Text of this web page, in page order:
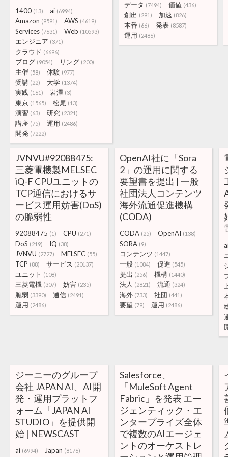
1400 (13) ai (6994)
Amazon (9591) AWS (4619)
Services (7631) Web (10593)
エンジニア (371)
クラウド (6696)
ブログ (9054) リング (200)
主催 (58) 体験 (977)
受講 (22) 大学 (1374)
実践 (161) 岩澤 (3)
東京 (1565) 松尾 (13)
演習 (63) 研究 (2321)
講座 (75) 運用 (2486)
開発 (7222)
データ (7494) 価値 (436)
創出 (291) 加速 (826)
本番 (66) 発表 (8587)
運用 (2486)
JVNVU#92088475:
三菱電機製MELSEC
iQ-F CPUユニットの
TCP通信におけるサ
ービス運用妨害(DoS)
の脆弱性
92088475 (1) CPU (271)
DoS (219) IQ (38)
JVNVU (2727) MELSEC (55)
TCP (88) サービス (20137)
ユニット (108)
三菱電機 (307) 妨害 (235)
脆弱 (3390) 通信 (2491)
運用 (2486)
OpenAI社に「Sora
2」の運用に関する
要望書を提出 | 一般
社団法人コンテンツ
海外流通促進機構
(CODA)
CODA (25) OpenAI (138)
SORA (9)
コンテンツ (1447)
一般 (1084) 促進 (545)
提出 (256) 機構 (1440)
法人 (2821) 流通 (324)
海外 (733) 社団 (441)
要望 (79) 運用 (2486)
ジーニーのグループ
会社 JAPAN AI、AI開
発・運用プラットフ
ォーム「JAPAN AI
STUDIO」を提供開
始 | NEWSCAST
ai (6994) Japan (8176)
Salesforce、
「MuleSoft Agent
Fabric」を発表 エー
ジェンティック・エ
ンタープライズ全体
で複数のAIエージェ
ントのオーケストレ